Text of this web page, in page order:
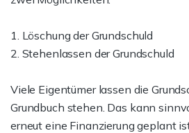
1. Löschung der Grundschuld
2. Stehenlassen der Grundschuld
Viele Eigentümer lassen die
Grundbuch stehen. Das kann
erneut eine Finanzierung geplant